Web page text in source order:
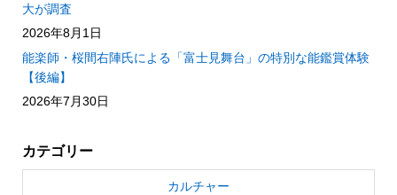
大が調査
2026年8月1日
能楽師・桜間右陣氏による「富士見舞台」の特別な能鑑賞体験
【後編】
2026年7月30日
カテゴリー
カルチャー